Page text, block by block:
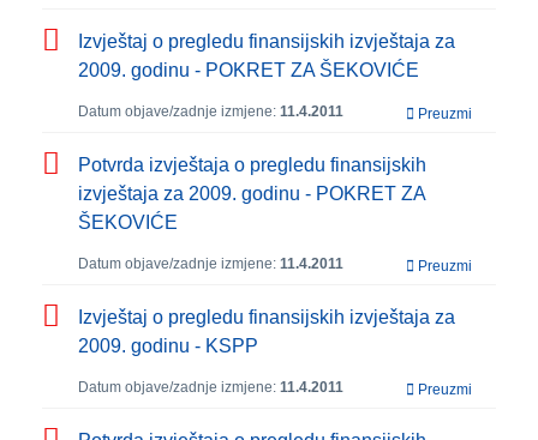
Izvještaj o pregledu finansijskih izvještaja za
2009. godinu - POKRET ZA ŠEKOVIĆE
Datum objave/zadnje izmjene: 11.4.2011 Preuzmi
Potvrda izvještaja o pregledu finansijskih
izvještaja za 2009. godinu - POKRET ZA
ŠEKOVIĆE
Datum objave/zadnje izmjene: 11.4.2011 Preuzmi
Izvještaj o pregledu finansijskih izvještaja za
2009. godinu - KSPP
Datum objave/zadnje izmjene: 11.4.2011 Preuzmi